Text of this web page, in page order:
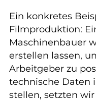
Ein konkretes
Filmproduktion:
Maschinenbauer
erstellen lassen,
Arbeitgeber zu
technische Daten
stellen, setzten